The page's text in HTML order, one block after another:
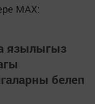
MАХ:
язылыгыз
белеп